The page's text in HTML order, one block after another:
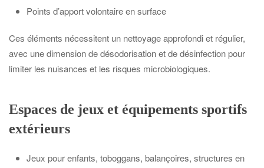
Points d’apport volontaire en surface
Ces éléments nécessitent un nettoyage approfondi et régulier,
avec une dimension de désodorisation et de désinfection pour
limiter les nuisances et les risques microbiologiques.
Espaces de jeux et équipements sportifs
extérieurs
Jeux pour enfants, toboggans, balançoires, structures en